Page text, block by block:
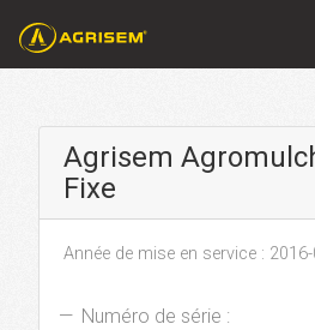
Agrisem
Fixe
Année de mise en service :
Numéro de série :